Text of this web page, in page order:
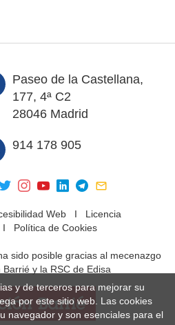
Paseo de la Castellana,
177, 4ª C2
28046 Madrid
914 178 905
WebI Licencia
I Política de Cookies
sido posible gracias al mecenazgo
y la RSC de Edisa
y de terceros para mejorar su
por este sitio web. Las cookies
navegador y son esenciales para el